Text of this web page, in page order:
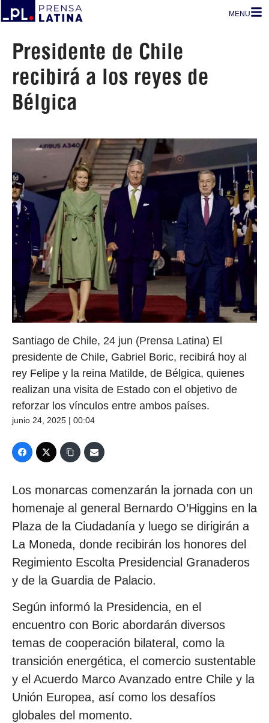
MENU
Presidente de Chile
recibirá a los reyes de
Bélgica
Santiago de Chile, 24 jun (Prensa Latina) El
presidente de Chile, Gabriel Boric, recibirá hoy al
rey Felipe y la reina Matilde, de Bélgica, quienes
realizan una visita de Estado con el objetivo de
reforzar los vínculos entre ambos países.
junio 24, 2025 | 00:04
Los monarcas comenzarán la jornada con un
homenaje al general Bernardo O’Higgins en la
Plaza de la Ciudadanía y luego se dirigirán a
La Moneda, donde recibirán los honores del
Regimiento Escolta Presidencial Granaderos
y de la Guardia de Palacio.
Según informó la Presidencia, en el
encuentro con Boric abordarán diversos
temas de cooperación bilateral, como la
transición energética, el comercio sustentable
y el Acuerdo Marco Avanzado entre Chile y la
Unión Europea, así como los desafíos
globales del momento.